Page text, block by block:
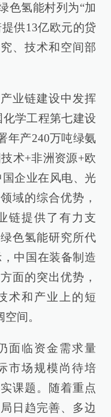
色氢能村列为“加
供13亿欧元的贷
、技术和空间部
业链建设中发挥
学工程第七建设
年产240万吨绿氨
术+非洲资源+欧
企业在风电、光
域的综合优势，
链提供了有力支
色氢能研究所代
中国在装备制造
面的突出优势，
术和产业上的短
间。
面临资金需求量
市场规模尚待培
课题。随着重点
日趋完善、多边